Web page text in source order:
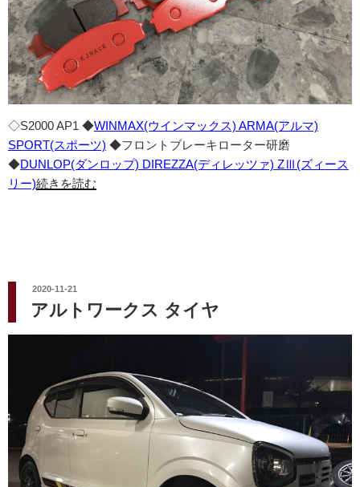
◇S2000 AP1 ◆WINMAX(ウインマックス) ARMA(アルマ)
SPORT(スポーツ) ◆フロントブレーキローター研磨
◆DUNLOP(ダンロップ) DIREZZA(ディレッツァ) ZⅢ(ズィース
リー)続きを読む
投
稿
日:
2020-11-21
アルトワークス タイヤ